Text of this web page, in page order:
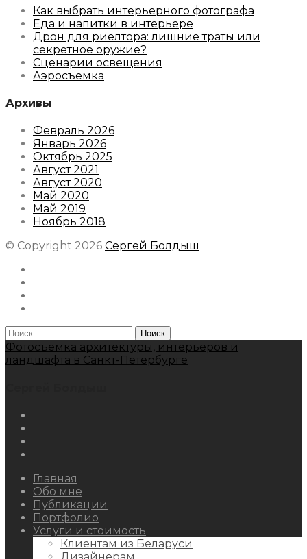
Как выбрать интерьерного фотографа
Еда и напитки в интерьере
Дрон для риелтора: лишние траты или
секретное оружие?
Сценарии освещения
Аэросъемка
Архивы
Февраль 2026
Январь 2026
Октябрь 2025
Август 2021
Август 2020
Май 2020
Май 2019
Ноябрь 2018
© Copyright 2026 Сергей Болдыш
Найти:
Фотосъемка архитектуры, интерьеров и
ландшафта в Санкт-Петербурге
Главная
Обо мне
Публикации
Портфолио
Услуги и стоимость
Клиентам из Беларуси